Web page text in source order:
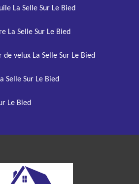
La Selle Sur Le Bied
La Selle Sur Le Bied
velux La Selle Sur Le Bied
Selle Sur Le Bied
Le Bied